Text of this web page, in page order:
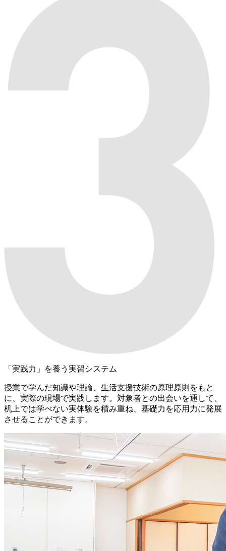
「実践力」を養う実習システム
授業で学んだ知識や理論、生活支援技術の原理原則をもと
に、実際の現場で実践します。対象者との出会いを通して、
机上では学べない実体験を積み重ね、基礎力を応用力に発展
させることができます。